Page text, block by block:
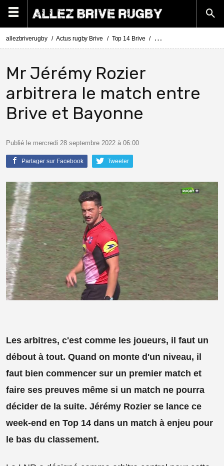
allezbriverugby Actus rugby Brive Top 14 Brive Top 14 Brive - Bayonne :
Mr Jérémy Rozier
arbitrera le match entre
Brive et Bayonne
Publié le mercredi 28 septembre 2022 à 06:00
Partager sur Facebook Tweeter
Les arbitres, c'est comme les joueurs, il faut un
débout à tout. Quand on monte d'un niveau, il
faut bien commencer sur un premier match et
faire ses preuves même si un match ne pourra
décider de la suite. Jérémy Rozier se lance ce
week-end en Top 14 dans un match à enjeu pour
le bas du classement.